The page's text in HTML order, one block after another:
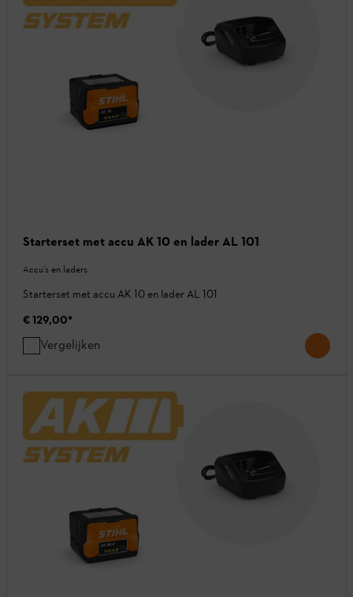
Starterset met accu AK 10 en lader AL 101
Accu’s en laders
Starterset met accu AK 10 en lader AL 101
€ 129,00*
Vergelijken